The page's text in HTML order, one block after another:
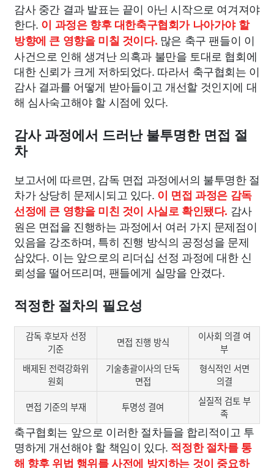
감사 중간 결과 발표는 끝이 아닌 시작으로 여겨져야
한다. 이 과정은 향후 대한축구협회가 나아가야 할
방향에 큰 영향을 미칠 것이다. 많은 축구 팬들이 이
사건으로 인해 생겨난 의혹과 불만을 토대로 협회에
대한 신뢰가 크게 저하되었다. 따라서 축구협회는 이
감사 결과를 어떻게 받아들이고 개선할 것인지에 대
해 심사숙고해야 할 시점에 있다.
감사 과정에서 드러난 불투명한 면접 절
차
보고서에 따르면, 감독 면접 과정에서의 불투명한 절
차가 상당히 문제시되고 있다. 이 면접 과정은 감독
선정에 큰 영향을 미친 것이 사실로 확인됐다. 감사
원은 면접을 진행하는 과정에서 여러 가지 문제점이
있음을 강조하며, 특히 진행 방식의 공정성을 문제
삼았다. 이는 앞으로의 리더십 선정 과정에 대한 신
뢰성을 떨어뜨리며, 팬들에게 실망을 안겼다.
적정한 절차의 필요성
감독 후보자 선정
기준
면접 진행 방식
이사회 의결 여
부
배제된 전력강화위
원회
기술총괄이사의 단독
면접
형식적인 서면
의결
면접 기준의 부재 투명성 결여
실질적 검토 부
족
축구협회는 앞으로 이러한 절차들을 합리적이고 투
명하게 개선해야 할 책임이 있다. 적정한 절차를 통
해 향후 위법 행위를 사전에 방지하는 것이 중요하